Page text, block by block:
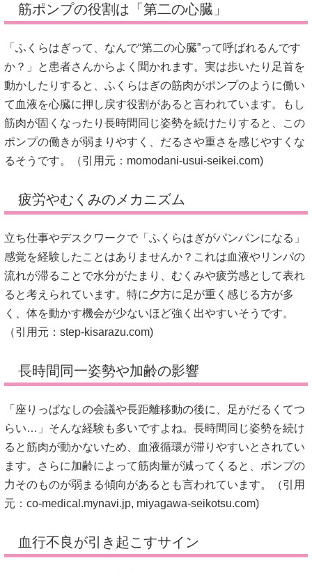
筋ポンプの役割は「第二の心臓」
「ふくらはぎって、なんで“第二の心臓”って呼ばれるんです
か？」と患者さんからよく聞かれます。実は歩いたり足首を
動かしたりすると、ふくらはぎの筋肉がポンプのように働い
て血液を心臓に押し戻す役割があると言われています。もし
筋肉が固くなったり長時間同じ姿勢を続けたりすると、この
ポンプの働きが弱まりやすく、だるさや重さを感じやすくな
るそうです。（引用元： momodani-usui-seikei.com)
疲労やむくみのメカニズム
立ち仕事やデスクワークで「ふくらはぎがパンパンになる」
感覚を経験したことはありませんか？これは血液やリンパの
流れが滞ることで水分がたまり、むくみや疲労感として表れ
ると考えられています。特に夕方に足が重く感じる方が多
く、体を動かす機会が少ないほど強く出やすいそうです。
（引用元： step-kisarazu.com)
長時間同一姿勢や加齢の影響
「座りっぱなしの会議や長距離移動の後に、足がだるくてつ
らい…」そんな経験も多いですよね。長時間同じ姿勢を続け
ると筋肉が動かないため、血液循環が滞りやすいとされてい
ます。さらに加齢によって筋肉量が減ってくると、ポンプの
力そのものが弱まる傾向があるとも言われています。（引用
元： co-medical.mynavi.jp, miyagawa-seikotsu.com)
血行不良が引き起こすサイン